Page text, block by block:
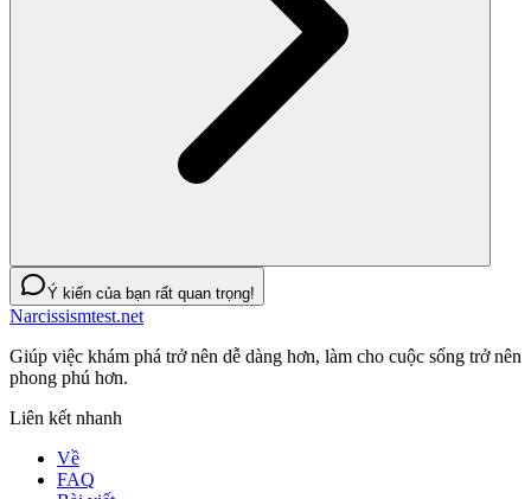
Ý kiến của bạn rất quan trọng!
Narcissismtest.net
Giúp việc khám phá trở nên dễ dàng hơn, làm cho cuộc sống trở nên
phong phú hơn.
Liên kết nhanh
Về
FAQ